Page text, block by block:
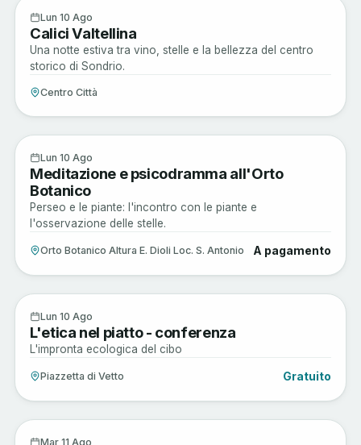
Enogastronomia
Lun 10 Ago
Calici Valtellina
Una notte estiva tra vino, stelle e la bellezza del centro
storico di Sondrio.
Centro Città
Sagre e Tradizioni
Lun 10 Ago
Meditazione e psicodramma all'Orto
Botanico
Perseo e le piante: l'incontro con le piante e
l'osservazione delle stelle.
Orto Botanico Altura E. Dioli Loc. S. Antonio A pagamento
Musica e Spettacoli
Lun 10 Ago
L'etica nel piatto - conferenza
L'impronta ecologica del cibo
Piazzetta di Vetto Gratuito
Arte e Cultura
Mar 11 Ago